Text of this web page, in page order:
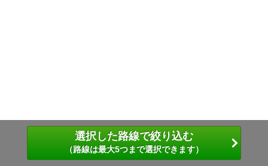
選択した路線で絞り込む
（路線は最大5つまで選択できます）